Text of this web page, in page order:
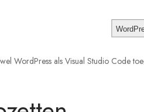
WordPress als Visual Studio Code